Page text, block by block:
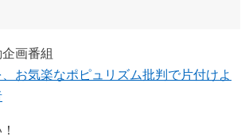
画番組
お気楽なポピュリズム批判で片付けよ